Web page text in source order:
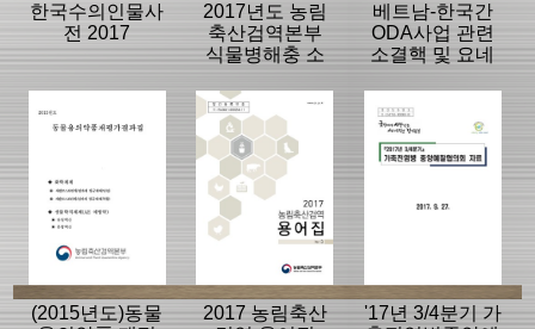
한국수의인물사
전 2017
2017년도 농림
축산검역본부
식물병해충 소
베트남-한국간
ODA사업 관련
소결핵 및 요네
(2015년도)동물
2017 농림축산
'17년 3/4분기 가